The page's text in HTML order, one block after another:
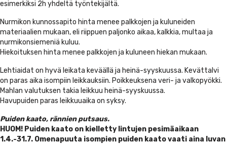
esimerkiksi 2h yhdeltä työntekijältä.
Nurmikon kunnossapito hinta menee palkkojen ja kuluneiden
materiaalien mukaan, eli riippuen paljonko aikaa, kalkkia, multaa ja
nurmikonsiemeniä kuluu.
Hiekoituksen hinta menee palkkojen ja kuluneen hiekan mukaan.
Lehtiaidat on hyvä leikata keväällä ja heinä-syyskuussa. Kevättalvi
on paras aika isompiin leikkauksiin. Poikkeuksena veri- ja valkopyökki.
Mahlan valutuksen takia leikkuu heinä-syyskuussa.
Havupuiden paras leikkuuaika on syksy.
Puiden kaato, rännien putsaus.
HUOM! Puiden kaato on kielletty lintujen pesimäaikaan
1.4.-31.7. Omenapuuta isompien puiden kaato vaati aina luvan